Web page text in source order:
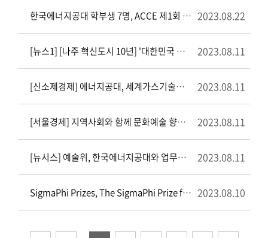
한국에너지공대 학부생 7명, ACCE 제1회 대학생 탄소중립 챌린지 수상 2023.08.22
[뉴스1] [나주 혁신도시 10년] '대한민국 에너지수도' 기반 다졌다 2023.08.11
[신소제경제] 에너지공대, 세계가스기술회의 4國 공동연구 발표 2023.08.11
[서울경제] 지역사회와 함께 문화예술 향유 활성화 나선 한국에너지공과대학 2023.08.11
[뉴시스] 예술위, 한국에너지공대와 업무협약…문학도서 1만권 기증 2023.08.11
SigmaPhi Prizes, The SigmaPhi Prize for 2020 and SigmaPhi Prize for 2023 have been awarded to Jürgen Kurths 2023.08.10